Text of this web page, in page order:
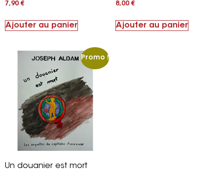
7,90€
Ajouter au panier
8,00€
Ajouter au panier
Promo !
Un douanier est mort